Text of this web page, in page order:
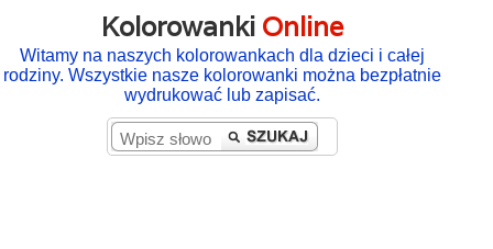
Kolorowanki Online
Witamy na naszych kolorowankach dla dzieci i całej
rodziny. Wszystkie nasze kolorowanki można bezpłatnie
wydrukować lub zapisać.